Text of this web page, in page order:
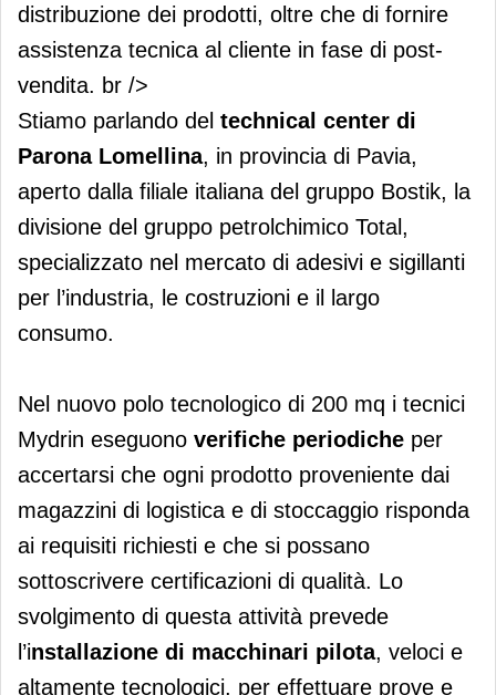
distribuzione dei prodotti, oltre che di fornire
assistenza tecnica al cliente in fase di post-
vendita. br />
Stiamo parlando del technical center di
Parona Lomellina, in provincia di Pavia,
aperto dalla filiale italiana del gruppo Bostik, la
divisione del gruppo petrolchimico Total,
specializzato nel mercato di adesivi e sigillanti
per l’industria, le costruzioni e il largo
consumo.
Nel nuovo polo tecnologico di 200 mq i tecnici
Mydrin eseguono verifiche periodiche per
accertarsi che ogni prodotto proveniente dai
magazzini di logistica e di stoccaggio risponda
ai requisiti richiesti e che si possano
sottoscrivere certificazioni di qualità. Lo
svolgimento di questa attività prevede
l’installazione di macchinari pilota, veloci e
altamente tecnologici, per effettuare prove e